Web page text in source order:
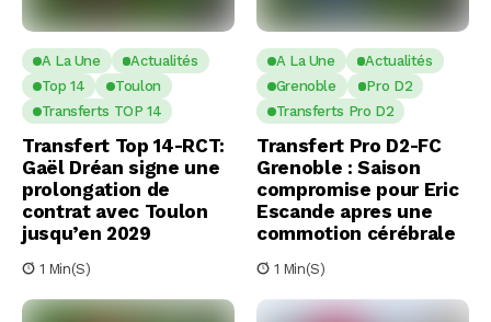
A La Une
Actualités
Top 14
Toulon
Transferts TOP 14
Transfert Top 14-RCT:
Gaël Dréan signe une
prolongation de
contrat avec Toulon
jusqu’en 2029
1 Min(s)
A La Une
Actualités
Grenoble
Pro D2
Transferts Pro D2
Transfert Pro D2-FC
Grenoble : Saison
compromise pour Eric
Escande apres une
commotion cérébrale
1 Min(s)